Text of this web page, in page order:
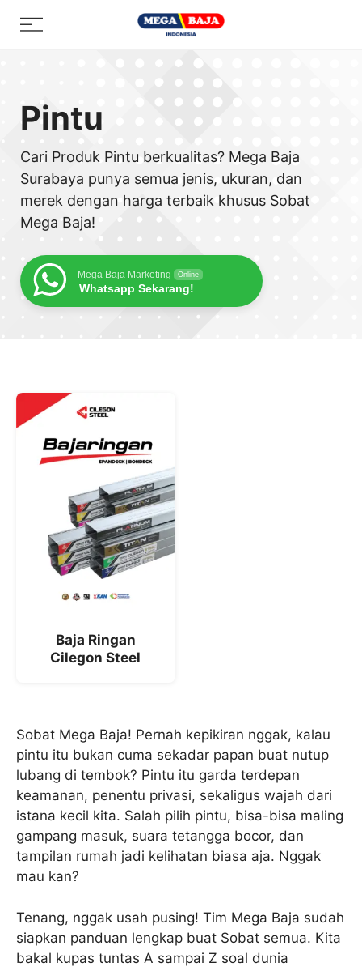
Menu
Pintu
Cari Produk Pintu berkualitas? Mega Baja
Surabaya punya semua jenis, ukuran, dan
merek dengan harga terbaik khusus Sobat
Mega Baja!
Mega Baja Marketing Online
Whatsapp Sekarang!
Baja Ringan
Cilegon Steel
Sobat Mega Baja! Pernah kepikiran nggak, kalau
pintu itu bukan cuma sekadar papan buat nutup
lubang di tembok? Pintu itu garda terdepan
keamanan, penentu privasi, sekaligus wajah dari
istana kecil kita. Salah pilih pintu, bisa-bisa maling
gampang masuk, suara tetangga bocor, dan
tampilan rumah jadi kelihatan biasa aja. Nggak
mau kan?
Tenang, nggak usah pusing! Tim Mega Baja sudah
siapkan panduan lengkap buat Sobat semua. Kita
bakal kupas tuntas A sampai Z soal dunia